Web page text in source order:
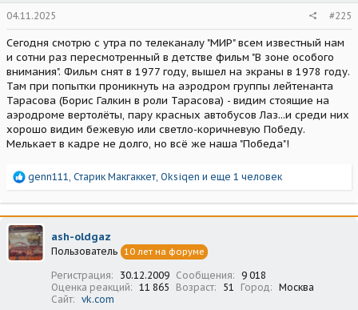
04.11.2025 #225
Сегодня смотрю с утра по телеканалу "МИР" всем известный нам
и сотни раз пересмотренный в детстве фильм "В зоне особого
внимания". Фильм снят в 1977 году, вышел на экраны в 1978 году.
Там при попытки проникнуть на аэродром группы лейтенанта
Тарасова (Борис Галкин в роли Тарасова) - видим стоящие на
аэродроме вертолёты, пару красных автобусов Лаз...и среди них
хорошо видим бежевую или светло-коричневую Победу.
Мелькает в кадре не долго, но всё же наша "Победа"!
Р
а
к
ц
и
и
genn111, Старик Макгаккет, Oksiqen и еще 1 человек
ash-oldgaz
Пользователь 10 лет на форуме
Регистрация 30.12.2009 Сообщения
9 018
Оценка реакций
11 865 Возраст 51 Город
Москва
Сайт
vk.com